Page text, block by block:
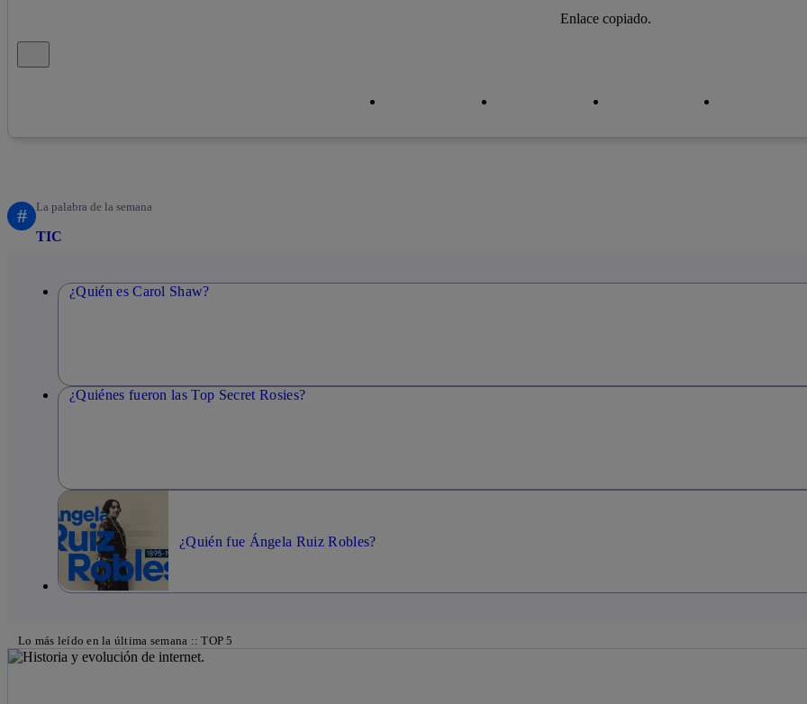
Enlace copiado.
# La palabra de la semana
TIC
¿Quién es Carol Shaw?
¿Quiénes fueron las Top Secret Rosies?
¿Quién fue Ángela Ruiz Robles?
Lo más leído en la última semana :: TOP 5